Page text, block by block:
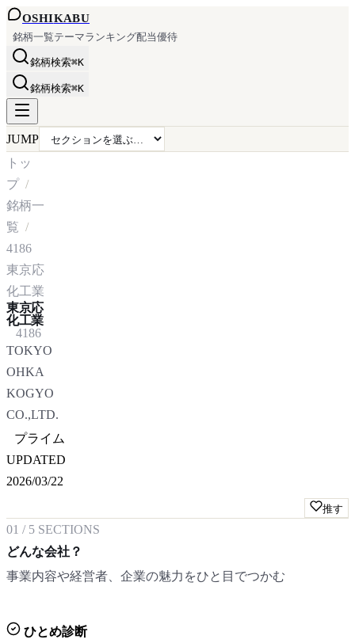
OSHIKABU
銘柄一覧テーマランキング配当優待
銘柄検索⌘K
銘柄検索⌘K
JUMP
トッ
プ
銘柄一
覧
4186
東京応
化工業
東京応
化工業
4186
TOKYO
OHKA
KOGYO
CO.,LTD.
プライム
UPDATED
2026/03/22
推す
01 / 5 SECTIONS
どんな会社？
事業内容や経営者、企業の魅力をひと目でつかむ
ひとめ診断